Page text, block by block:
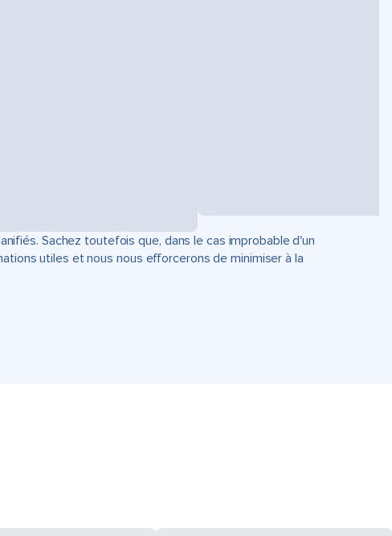
Sachez toutefois que, dans le cas improbable d'un
utiles et nous nous efforcerons de minimiser à la